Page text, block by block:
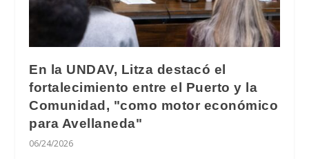
En la UNDAV, Litza destacó el
fortalecimiento entre el Puerto y la
Comunidad, "como motor económico
para Avellaneda"
06/24/2026